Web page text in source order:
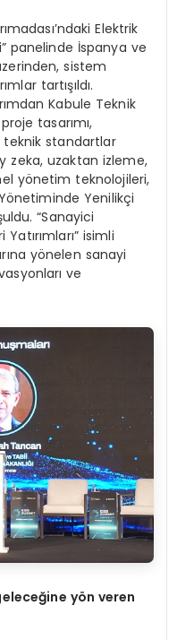
Elektrik
panelinde İspanya ve
sistem
tartışıldı.
Kabule Teknik
tasarımı,
standartlar
zeka, uzaktan izleme,
yönetim teknolojileri,
Yenilikçi
“Sanayici
isimli
yönelen sanayi
ve
yön veren